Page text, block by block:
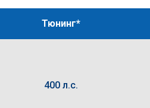
Тюнинг*
400 л.с.